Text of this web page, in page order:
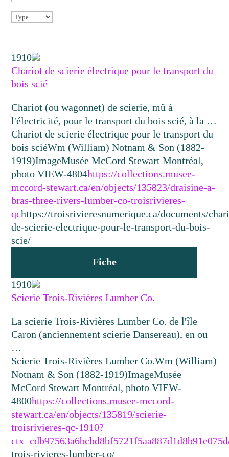
1910
Chariot de scierie électrique pour le transport du
bois scié
Chariot (ou wagonnet) de scierie, mû à
l'électricité, pour le transport du bois scié, à la …
Chariot de scierie électrique pour le transport du
bois sciéWm (William) Notnam & Son (1882-
1919)ImageMusée McCord Stewart Montréal,
photo VIEW-4804https://collections.musee-
mccord-stewart.ca/en/objects/135823/draisine-a-
bras-three-rivers-lumber-co-troisrivieres-
qchttps://troisrivieresnumerique.ca/documents/
de-scierie-electrique-pour-le-transport-du-bois-
scie/
Fiche
1910
Scierie Trois-Rivières Lumber Co.
La scierie Trois-Rivières Lumber Co. de l'île
Caron (anciennement scierie Dansereau), en ou
…
Scierie Trois-Rivières Lumber Co.Wm (William)
Notnam & Son (1882-1919)ImageMusée
McCord Stewart Montréal, photo VIEW-
4800https://collections.musee-mccord-
stewart.ca/en/objects/135819/scierie-
troisrivieres-qc-1910?
trois-rivieres-lumber-co/